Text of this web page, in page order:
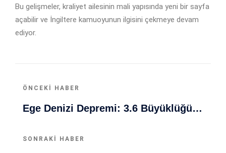
Bu gelişmeler, kraliyet ailesinin mali yapısında yeni bir sayfa
açabilir ve İngiltere kamuoyunun ilgisini çekmeye devam
ediyor.
ÖNCEKI HABER
Ege Denizi Depremi: 3.6 Büyüklüğünde İzler Bıraktı
SONRAKI HABER